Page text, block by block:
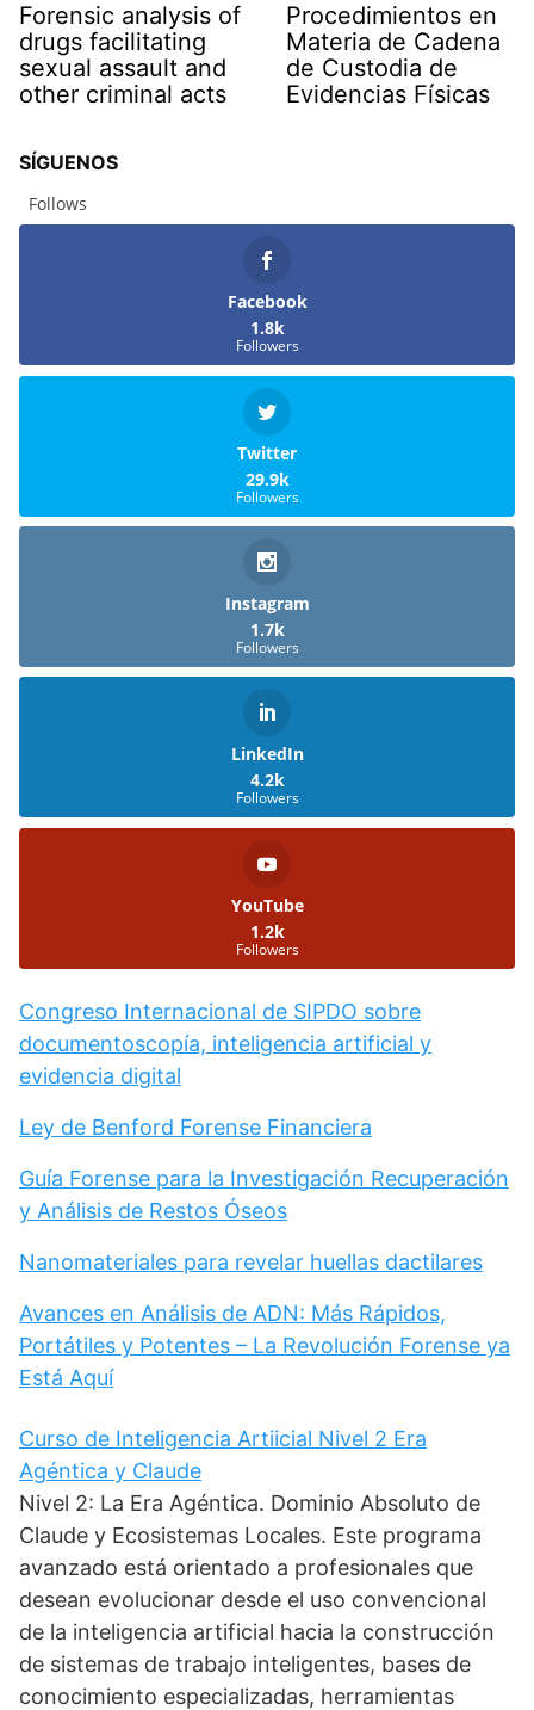
Forensic analysis of
drugs facilitating
sexual assault and
other criminal acts
Procedimientos en
Materia de Cadena
de Custodia de
Evidencias Físicas
SÍGUENOS
Follows
Facebook
1.8k
Followers
Twitter
29.9k
Followers
Instagram
1.7k
Followers
LinkedIn
4.2k
Followers
YouTube
1.2k
Followers
Congreso Internacional de SIPDO sobre
documentoscopía, inteligencia artificial y
evidencia digital
Ley de Benford Forense Financiera
Guía Forense para la Investigación Recuperación
y Análisis de Restos Óseos
Nanomateriales para revelar huellas dactilares
Avances en Análisis de ADN: Más Rápidos,
Portátiles y Potentes – La Revolución Forense ya
Está Aquí
Curso de Inteligencia Artiicial Nivel 2 Era
Agéntica y Claude
Nivel 2: La Era Agéntica. Dominio Absoluto de
Claude y Ecosistemas Locales. Este programa
avanzado está orientado a profesionales que
desean evolucionar desde el uso convencional
de la inteligencia artificial hacia la construcción
de sistemas de trabajo inteligentes, bases de
conocimiento especializadas, herramientas